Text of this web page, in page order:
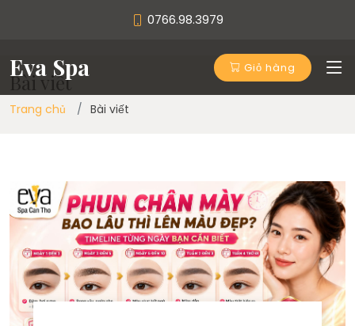
0766.98.3979
Eva Spa Giỏ hàng
Bài viết
Trang chủ Bài viết